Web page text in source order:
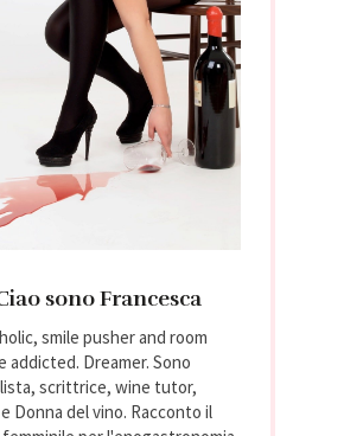
sono Francesca
smile pusher and room
addicted. Dreamer. Sono
scrittrice, wine tutor,
Donna del vino. Racconto il